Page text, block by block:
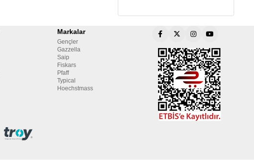
Markalar
Gençler
Gazzella
Saip
Fiskars
Pfaff
Typical
Hoechstmass